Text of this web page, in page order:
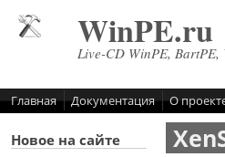
WinPE.ru
Live-CD WinPE,
Главная Документация О
Новое на сайте